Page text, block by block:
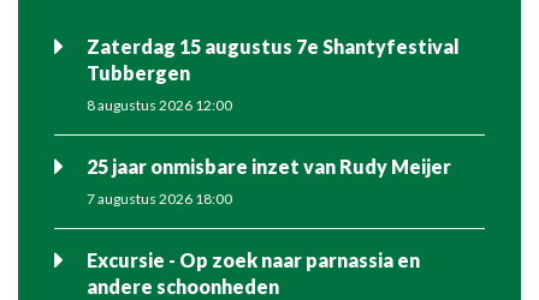
Zaterdag 15 augustus 7e Shantyfestival
Tubbergen
8 augustus 2026 12:00
25 jaar onmisbare inzet van Rudy Meijer
7 augustus 2026 18:00
Excursie - Op zoek naar parnassia en
andere schoonheden